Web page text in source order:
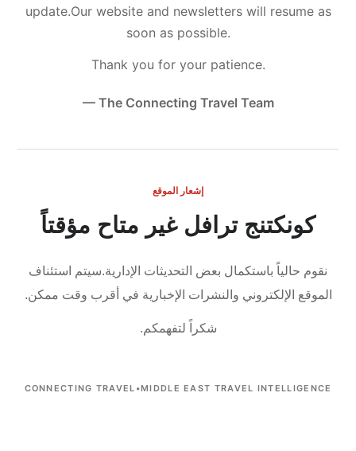
update.Our website and newsletters will resume as
soon as possible.
Thank you for your patience.
— The Connecting Travel Team
إشعار الموقع
كونكتنج ترافل غير متاح مؤقتاً
نقوم حالياً باستكمال بعض التحديثات الإدارية.سيتم استئناف
الموقع الإلكتروني والنشرات الإخبارية في أقرب وقت ممكن.
شكراً لتفهمكم.
CONNECTING TRAVEL •MIDDLE EAST TRAVEL INTELLIGENCE